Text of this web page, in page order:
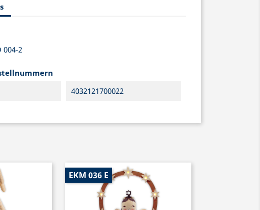
004-2
4032121700022
EKM 036 E